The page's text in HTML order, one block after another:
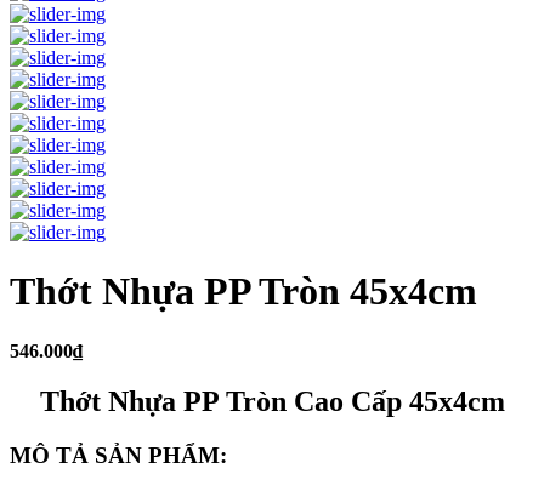
Thớt Nhựa PP Tròn 45x4cm
546.000₫
Thớt Nhựa PP Tròn Cao Cấp 45x4cm
MÔ TẢ SẢN PHẨM: